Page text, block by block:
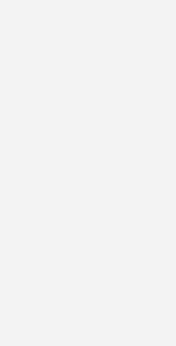
der
wird:
Beratung
2, 20095